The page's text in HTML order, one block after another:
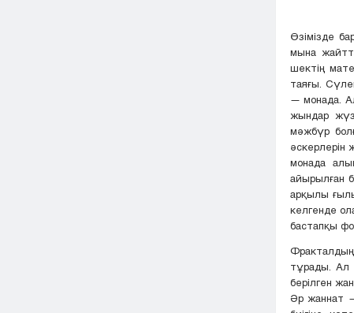
Өзімізде
мына
шектің
таяғы.
— монада.
жындар
мәжбүр
әскерлерін
монада
айырылған
арқылы
келгенде
бастапқы
тұрады. Ал
берілген
Әр жаннат